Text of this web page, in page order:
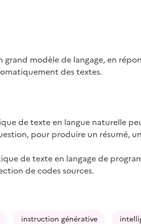
grand modèle de langage, en
des textes.
de texte en langue naturelle
pour produire un résumé,
de texte en langage de
de codes sources.
instruction générative